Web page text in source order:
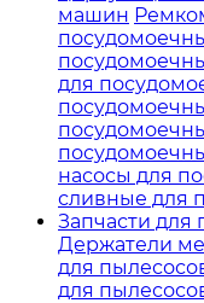
машин
для
насосы для
сливные для
Запчасти для
Держатели
для
для